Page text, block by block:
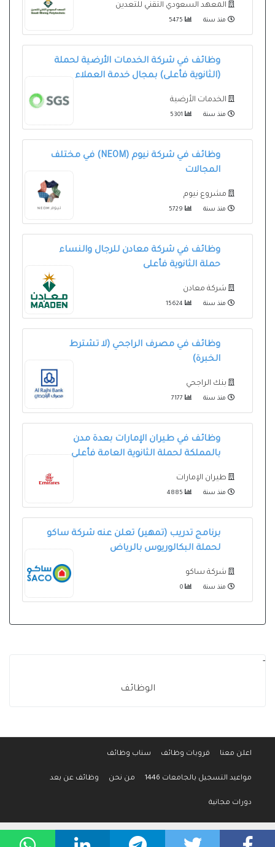
المعهد السعودي التقني للتعدين
منذ سنة
وظائف في شركة الخدمات الأرضية لحملة
(الثانوية فأعلى) بمجال خدمة العملاء
الخدمات الأرضية
منذ سنة
وظائف في شركة نيوم (NEOM) في مختلف
المجالات
مشروع نيوم
منذ سنة
وظائف في شركة معادن للرجال والنساء
حملة الثانوية فأعلى
شركة معادن
منذ سنة
وظائف في مصرف الراجحي (لا تشترط
الخبرة)
بنك الراجحي
منذ سنة
وظائف في طيران الإمارات بعدة مدن
بالمملكة لحملة الثانوية العامة فأعلى
طيران الإمارات
منذ سنة
برنامج تدريب (تمهير) تعلن عنه شركة ساكو
لحملة البكالوريوس بالرياض
شركة ساكو
منذ سنة
-
الوظائف
اعلن معنا قروبات وظائف سناب وظائف
مواعيد التسجيل بالجامعات 1446 من نحن وظائف عن بعد
دورات مجانية
جميع الحقوق محفوظة لموقع وظائف المواطن © 2016-2026